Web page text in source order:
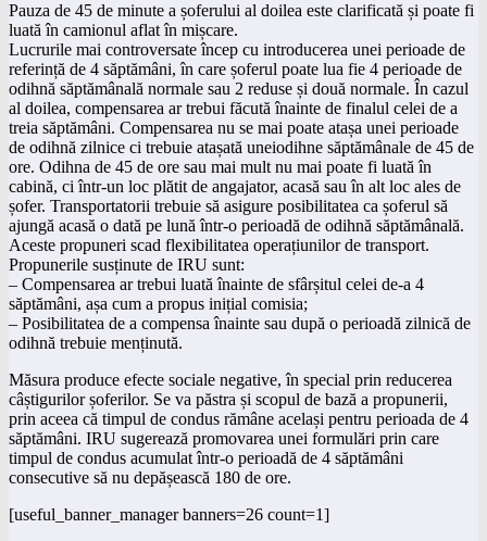
Pauza de 45 de minute a șoferului al doilea este clarificată și poate fi
luată în camionul aflat în mișcare.
Lucrurile mai controversate încep cu introducerea unei perioade de
referință de 4 săptămâni, în care șoferul poate lua fie 4 perioade de
odihnă săptămânală normale sau 2 reduse și două normale. În cazul
al doilea, compensarea ar trebui făcută înainte de finalul celei de a
treia săptămâni. Compensarea nu se mai poate atașa unei perioade
de odihnă zilnice ci trebuie atașată uneiodihne săptămânale de 45 de
ore. Odihna de 45 de ore sau mai mult nu mai poate fi luată în
cabină, ci într-un loc plătit de angajator, acasă sau în alt loc ales de
șofer. Transportatorii trebuie să asigure posibilitatea ca șoferul să
ajungă acasă o dată pe lună într-o perioadă de odihnă săptămânală.
Aceste propuneri scad flexibilitatea operațiunilor de transport.
Propunerile susținute de IRU sunt:
– Compensarea ar trebui luată înainte de sfârșitul celei de-a 4
săptămâni, așa cum a propus inițial comisia;
– Posibilitatea de a compensa înainte sau după o perioadă zilnică de
odihnă trebuie menținută.
Măsura produce efecte sociale negative, în special prin reducerea
câștigurilor șoferilor. Se va păstra și scopul de bază a propunerii,
prin aceea că timpul de condus rămâne același pentru perioada de 4
săptămâni. IRU sugerează promovarea unei formulări prin care
timpul de condus acumulat într-o perioadă de 4 săptămâni
consecutive să nu depășească 180 de ore.
[useful_banner_manager banners=26 count=1]